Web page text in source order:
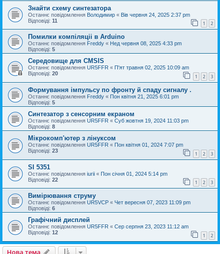
Знайти схему синтезатора
Останнє повідомлення Володимир « Вів червня 24, 2025 2:37 pm
Відповіді: 11 1 2
Помилки компіляціі в Arduino
Останнє повідомлення Freddy « Нед червня 08, 2025 4:33 pm
Відповіді: 5
Середовище для CMSIS
Останнє повідомлення UR5FFR « П'ят травня 02, 2025 10:09 am
Відповіді: 20 1 2 3
Формування імпульсу по фронту й спаду сигналу .
Останнє повідомлення Freddy « Пон квітня 21, 2025 6:01 pm
Відповіді: 5
Cинтезатор з сенсорним екраном
Останнє повідомлення UR5FFR « Суб жовтня 19, 2024 11:03 pm
Відповіді: 8
Мікрокомп'ютер з лінуксом
Останнє повідомлення UR5FFR « Пон квітня 01, 2024 7:07 pm
Відповіді: 23 1 2 3
SI 5351
Останнє повідомлення iurii « Пон січня 01, 2024 5:14 pm
Відповіді: 22 1 2 3
Вимірювання струму
Останнє повідомлення UR5VCP « Чет вересня 07, 2023 11:09 pm
Відповіді: 6
Графічний дисплей
Останнє повідомлення UR5FFR « Сер серпня 23, 2023 11:12 am
Відповіді: 12 1 2
Нова тема